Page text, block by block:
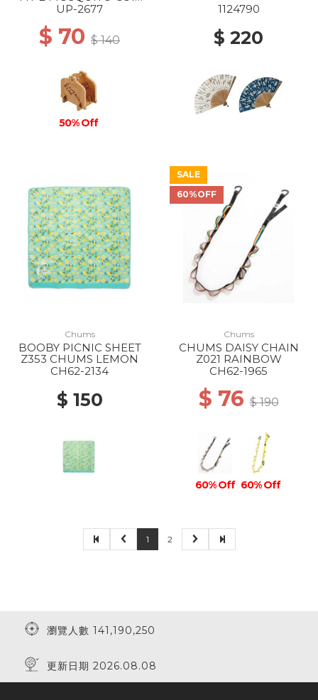
STAND --
UP-2677
$ 70 $ 140
50% Off
1124790
$ 220
Chums
BOOBY PICNIC SHEET
Z353 CHUMS LEMON
CH62-2134
$ 150
SALE
60%OFF
Chums
CHUMS DAISY CHAIN
Z021 RAINBOW
CH62-1965
$ 76$ 190
60% Off 60% Off
1 2
瀏覽人數 141,190,250
更新日期 2026.08.08